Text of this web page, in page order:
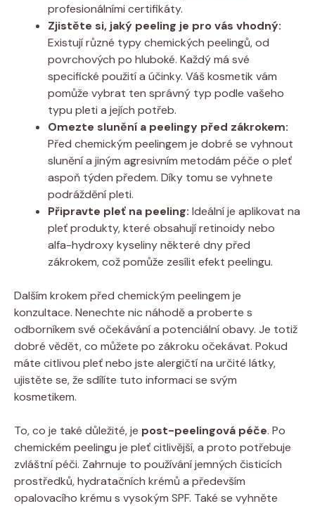
profesionálními certifikáty.
Zjistěte si, jaký peeling je pro vás vhodný:
Existují různé typy chemických peelingů, od
povrchových po hluboké. Každý má své
specifické použití a účinky. Váš kosmetik vám
pomůže vybrat ten správný typ podle vašeho
typu pleti a jejích potřeb.
Omezte slunění a peelingy před zákrokem:
Před chemickým peelingem je dobré se vyhnout
slunění a jiným agresivním metodám péče o pleť
aspoň týden předem. Díky tomu se vyhnete
podráždění pleti.
Připravte pleť na peeling: Ideální je aplikovat na
pleť produkty, které obsahují retinoidy nebo
alfa-hydroxy kyseliny některé dny před
zákrokem, což pomůže zesílit efekt peelingu.
Dalším krokem před chemickým peelingem je
konzultace. Nenechte nic náhodě a proberte s
odborníkem své očekávání a potenciální obavy. Je totiž
dobré vědět, co můžete po zákroku očekávat. Pokud
máte citlivou pleť nebo jste alergičtí na určité látky,
ujistěte se, že sdílíte tuto informaci se svým
kosmetikem.
To, co je také důležité, je post-peelingová péče. Po
chemickém peelingu je pleť citlivější, a proto potřebuje
zvláštní péči. Zahrnuje to používání jemných čisticích
prostředků, hydratačních krémů a především
opalovacího krému s vysokým SPF. Také se vyhněte